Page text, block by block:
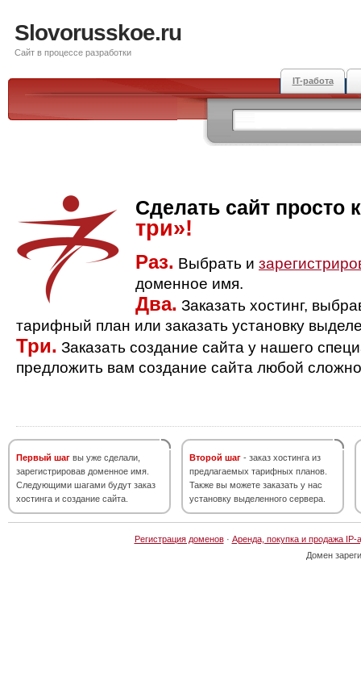
Slovorusskoe.ru
Сайт в процессе разработки
IT-работа
Сделать сайт просто
три»!
Раз. Выбрать и
доменное имя.
Два. Заказать хостинг,
тарифный план или заказать установку
Три. Заказать создание сайта у нашего
предложить вам создание сайта любой
Первый шаг вы уже сделали,
зарегистрировав доменное имя.
Следующими шагами будут заказ
хостинга и создание сайта.
Второй шаг - заказ хостинга из
предлагаемых тарифных планов.
Также вы можете заказать у нас
установку выделенного сервера.
Регистрация доменов· Аренда, покупка и продажа IP-
Домен